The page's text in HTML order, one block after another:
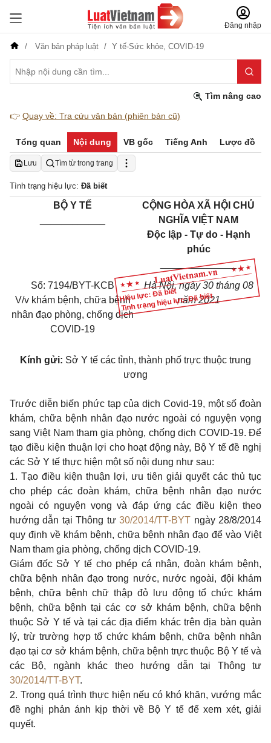
Đăng nhập
Văn bản pháp luật Y tế-Sức khỏe, COVID-19
Tìm nâng cao
👉 Quay về: Tra cứu văn bản (phiên bản cũ)
Tổng quan Nội dung VB gốc Tiếng Anh Lược đồ
Lưu Tìm từ trong trang
Tình trạng hiệu lực: Đã biết
Hiệu lực: Đã biết
Tình trạng hiệu lực: Đã biết
BỘ Y TẾ
CỘNG HÒA XÃ HỘI CHỦ
NGHĨA VIỆT NAM
Độc lập - Tự do - Hạnh
phúc
______________
Số: 7194/BYT-KCB
V/v khám bệnh, chữa bệnh
nhân đạo phòng, chống dịch
COVID-19
Hà Nội, ngày 30 tháng 08
năm 2021
Kính gửi: Sở Y tế các tỉnh, thành phố trực thuộc trung
ương
Trước diễn biến phức tạp của dịch Covid-19, một số đoàn
khám, chữa bệnh nhân đạo nước ngoài có nguyện vọng
sang Việt Nam tham gia phòng, chống dịch COVID-19. Để
tạo điều kiện thuận lợi cho hoạt động này, Bộ Y tế đề nghị
các Sở Y tế thực hiện một số nội dung như sau:
1. Tạo điều kiện thuận lợi, ưu tiên giải quyết các thủ tục
cho phép các đoàn khám, chữa bệnh nhân đạo nước
ngoài có nguyện vọng và đáp ứng các điều kiện theo
hướng dẫn tại Thông tư30/2014/TT-BYT ngày 28/8/2014
quy định về khám bệnh, chữa bệnh nhân đạo để vào Việt
Nam tham gia phòng, chống dịch COVID-19.
Giám đốc Sở Y tế cho phép cá nhân, đoàn khám bệnh,
chữa bệnh nhân đạo trong nước, nước ngoài, đội khám
bệnh, chữa bệnh chữ thập đỏ lưu động tổ chức khám
bệnh, chữa bệnh tại các cơ sở khám bệnh, chữa bệnh
thuộc Sở Y tế và tại các địa điểm khác trên địa bàn quản
lý, trừ trường hợp tổ chức khám bệnh, chữa bệnh nhân
đạo tại cơ sở khám bệnh, chữa bệnh trực thuộc Bộ Y tế và
các Bộ, ngành khác theo hướng dẫn tại Thông tư
30/2014/TT-BYT.
2. Trong quá trình thực hiện nếu có khó khăn, vướng mắc
đề nghị phản ánh kịp thời về Bộ Y tế để xem xét, giải
quyết.